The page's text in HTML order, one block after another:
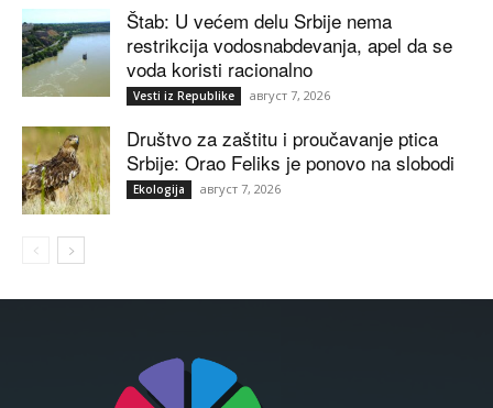
Štab: U većem delu Srbije nema
restrikcija vodosnabdevanja, apel da se
voda koristi racionalno
Vesti iz Republike август 7, 2026
Društvo za zaštitu i proučavanje ptica
Srbije: Orao Feliks je ponovo na slobodi
Ekologija август 7, 2026